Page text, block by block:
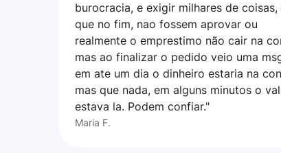
burocracia, e exigir milhares de coisas,
que no fim, nao fossem aprovar ou
realmente o emprestimo não cair na
mas ao finalizar o pedido veio uma
em ate um dia o dinheiro estaria na
mas que nada, em alguns minutos o
estava la. Podem confiar."
Maria F.